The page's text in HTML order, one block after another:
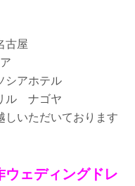
古屋
シアホテル
ル ナゴヤ
しいただいております
ェディングドレ